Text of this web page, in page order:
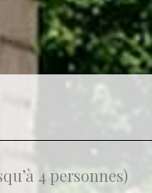
4 personnes)